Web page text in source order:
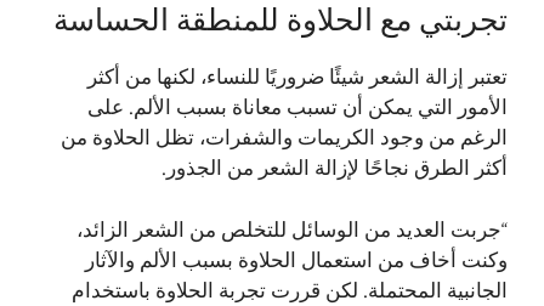
تجربتي مع الحلاوة للمنطقة الحساسة
تعتبر إزالة الشعر شيئًا ضروريًا للنساء، لكنها من أكثر
الأمور التي يمكن أن تسبب معاناة بسبب الألم. على
الرغم من وجود الكريمات والشفرات، تظل الحلاوة من
أكثر الطرق نجاحًا لإزالة الشعر من الجذور.
“جربت العديد من الوسائل للتخلص من الشعر الزائد،
وكنت أخاف من استعمال الحلاوة بسبب الألم والآثار
الجانبية المحتملة. لكن قررت تجربة الحلاوة باستخدام